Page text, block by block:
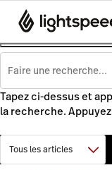
Tapez ci-dessus et
la recherche.